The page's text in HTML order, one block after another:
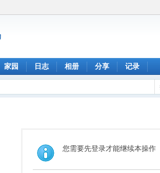
家园 日志 相册 分享 记录
您需要先登录才能继续本操作